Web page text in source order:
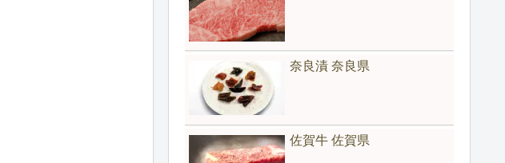
奈良漬 奈良県
佐賀牛 佐賀県